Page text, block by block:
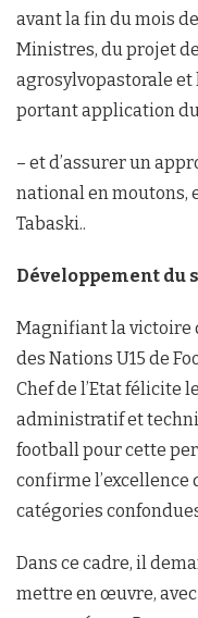
avant la fin du mois
Ministres, du projet
agrosylvopastorale
portant application du
– et d’assurer un
national en moutons,
Tabaski..
Développement du
Magnifiant la victoire
des Nations U15 de
Chef de l’Etat félicite
administratif et
football pour cette
confirme l’excellence
catégories
Dans ce cadre, il
mettre en œuvre,